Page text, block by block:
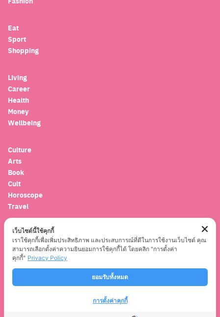
Eat
Sport
Shopping
Living
Career
Health
Money
Wellbeing
Culture
Arts
Book
Cult
Horoscope
Travel
Entertainment
Celebrity
Movies
Musics
เว็บไซต์นี้ใช้คุกกี้
เราใช้คุกกี้เพื่อเพิ่มประสิทธิภาพ และประสบการณ์ที่ดีในการใช้งานเว็บไซต์ คุณ
สามารถเลือกตั้งค่าความยินยอมการใช้คุกกี้ได้ โดยคลิก "การตั้งค่า
คุกกี้" Privacy Policy
ยอมรับทั้งหมด
การตั้งค่าคุกกี้